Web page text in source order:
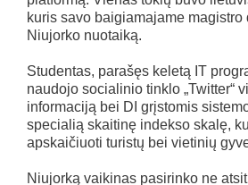
kuris savo baigiamajame magistro
Niujorko nuotaiką.
Studentas, parašęs keletą IT
naudojo socialinio tinklo „Twitter“
informaciją bei DI grįstomis
specialią skaitinę indekso skalę,
apskaičiuoti turistų bei vietinių
Niujorką vaikinas pasirinko ne